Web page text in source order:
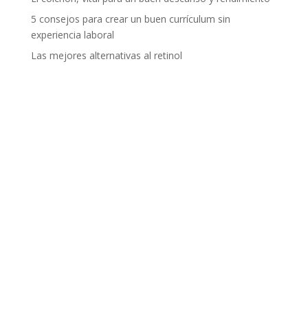
5 consejos para crear un buen currículum sin
experiencia laboral
Las mejores alternativas al retinol